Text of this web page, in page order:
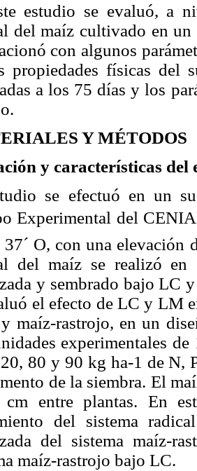
estudio se evaluó, a
del maíz cultivado en
con algunos
propiedades físicas del
a los 75 días y los
Y MÉTODOS
y características del
se efectuó en un
Experimental del
37´ O, con una elevación
del maíz se realizó en
y sembrado bajo LC
el efecto de LC y LM
maíz-rastrojo, en un
experimentales
80 y 90 kg ha-1 de N,
de la siembra. El
entre plantas. En
del sistema
del sistema maíz-
maíz-rastrojo bajo LC.